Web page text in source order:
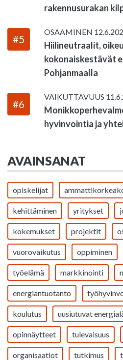
rakennusurakan
#5
OSAAMINEN
Hiilineutraalit,
kokonaiskestävät
Pohjanmaalla
#6
VAIKUTTAVUUS
hyvinvointia ja
AVAINSANAT
opiskelijat
kehittäminen yritykset
kokemukset projektit
vuorovaikutus oppiminen
työelämä markkinointi
energiantuotanto
koulutus uusiutuvat
opinnäytteet tulevaisuus
organisaatiot tutkimus